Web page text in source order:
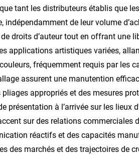
tant les distributeurs établis que
indépendamment de leur volume
droits d’auteur tout en offrant une
applications artistiques variées,
fréquemment requis par les
assurent une manutention
appropriés et des mesures
présentation à l’arrivée sur les lieux
sur des relations commerciales
réactifs et des capacités
des marchés et des trajectoires de